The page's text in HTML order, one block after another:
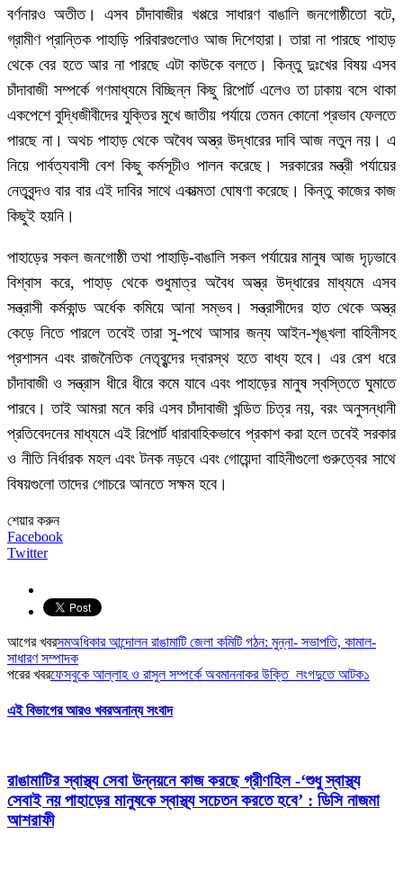
বর্ণনারও অতীত। এসব চাঁদাবাজীর খপ্পরে সাধারণ বাঙালি জনগোষ্ঠীতো বটে,
গ্রামীণ প্রান্তিক পাহাড়ি পরিবারগুলোও আজ দিশেহারা। তারা না পারছে পাহাড়
থেকে বের হতে আর না পারছে এটা কাউকে বলতে। কিন্তু দুঃখের বিষয় এসব
চাঁদাবাজী সম্পর্কে গণমাধ্যমে বিচ্ছিন্ন কিছু রিপোর্ট এলেও তা ঢাকায় বসে থাকা
একপেশে বুদ্ধিজীবীদের যুক্তির মুখে জাতীয় পর্যায়ে তেমন কোনো প্রভাব ফেলতে
পারছে না। অথচ পাহাড় থেকে অবৈধ অস্ত্র উদ্ধারের দাবি আজ নতুন নয়। এ
নিয়ে পার্বত্যবাসী বেশ কিছু কর্মসূচীও পালন করেছে। সরকারের মন্ত্রী পর্যায়ের
নেতৃবৃন্দও বার বার এই দাবির সাথে একাত্মতা ঘোষণা করেছে। কিন্তু কাজের কাজ
কিছুই হয়নি।
পাহাড়ের সকল জনগোষ্ঠী তথা পাহাড়ি-বাঙালি সকল পর্যায়ের মানুষ আজ দৃঢ়ভাবে
বিশ্বাস করে, পাহাড় থেকে শুধুমাত্র অবৈধ অস্ত্র উদ্ধারের মাধ্যমে এসব
সন্ত্রাসী কর্মকান্ড অর্ধেক কমিয়ে আনা সম্ভব। সন্ত্রাসীদের হাত থেকে অস্ত্র
কেড়ে নিতে পারলে তবেই তারা সু-পথে আসার জন্য আইন-শৃঙ্খলা বাহিনীসহ
প্রশাসন এবং রাজনৈতিক নেতৃবৃন্দের দ্বারস্থ হতে বাধ্য হবে। এর রেশ ধরে
চাঁদাবাজী ও সন্ত্রাস ধীরে ধীরে কমে যাবে এবং পাহাড়ের মানুষ স্বস্তিতে ঘুমাতে
পারবে। তাই আমরা মনে করি এসব চাঁদাবাজী খন্ডিত চিত্র নয়, বরং অনুসন্ধানী
প্রতিবেদনের মাধ্যমে এই রিপোর্ট ধারাবাহিকভাবে প্রকাশ করা হলে তবেই সরকার
ও নীতি নির্ধারক মহল এবং টনক নড়বে এবং গোয়েন্দা বাহিনীগুলো গুরুত্বের সাথে
বিষয়গুলো তাদের গোচরে আনতে সক্ষম হবে।
শেয়ার করুন
Facebook
Twitter
আগের খবরসমঅধিকার আন্দোলন রাঙামাটি জেলা কমিটি গঠন: মুন্না- সভাপতি, কামাল-
সাধারণ সম্পাদক
পরের খবরফেসবুকে আল্লাহ ও রাসুল সম্পর্কে অবমাননাকর উক্তি লংগদুতে আটক১
এই বিভাগের আরও খবরঅনান্য সংবাদ
রাঙামাটির স্বাস্থ্য সেবা উন্নয়নে কাজ করছে গ্রীণহিল -‘শুধু স্বাস্থ্য
সেবাই নয় পাহাড়ের মানুষকে স্বাস্থ্য সচেতন করতে হবে’ : ডিসি নাজমা
আশরাফী